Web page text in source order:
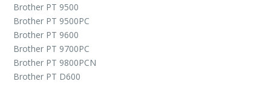
Brother PT 9500
Brother PT 9500PC
Brother PT 9600
Brother PT 9700PC
Brother PT 9800PCN
Brother PT D600